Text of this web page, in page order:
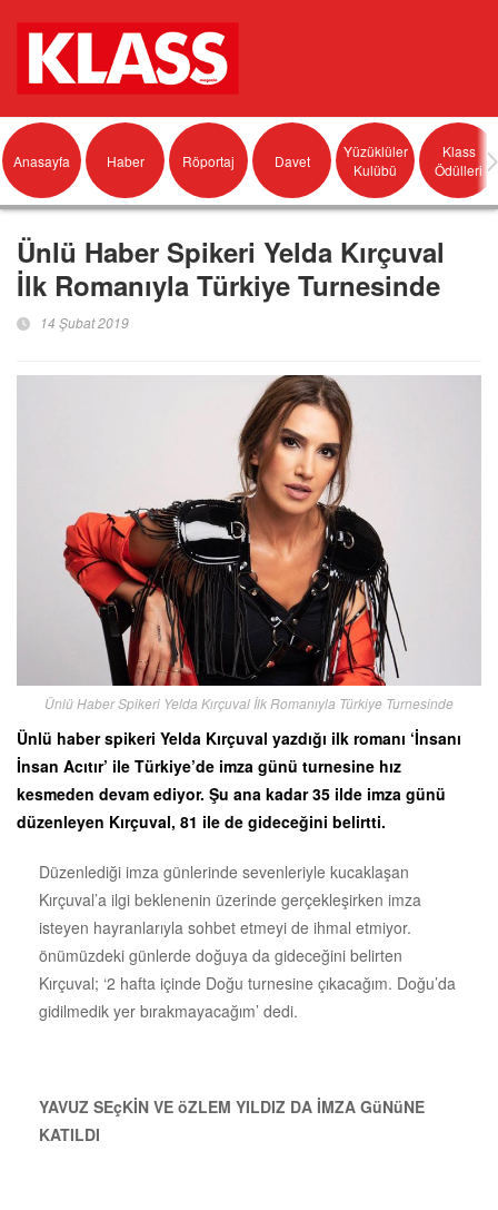
Anasayfa Haber Röportaj Davet
Yüzüklüler
Kulübü
Klass
Ödülleri
Ünlü Haber Spikeri Yelda Kırçuval
İlk Romanıyla Türkiye Turnesinde
14 Şubat 2019
Ünlü Haber Spikeri Yelda Kırçuval İlk Romanıyla Türkiye Turnesinde
Ünlü haber spikeri Yelda Kırçuval yazdığı ilk romanı ‘İnsanı
İnsan Acıtır’ ile Türkiye’de imza günü turnesine hız
kesmeden devam ediyor. Şu ana kadar 35 ilde imza günü
düzenleyen Kırçuval, 81 ile de gideceğini belirtti.
Düzenlediği imza günlerinde sevenleriyle kucaklaşan
Kırçuval’a ilgi beklenenin üzerinde gerçekleşirken imza
isteyen hayranlarıyla sohbet etmeyi de ihmal etmiyor.
önümüzdeki günlerde doğuya da gideceğini belirten
Kırçuval; ‘2 hafta içinde Doğu turnesine çıkacağım. Doğu’da
gidilmedik yer bırakmayacağım’ dedi.
YAVUZ SEçKİN VE öZLEM YILDIZ DA İMZA GüNüNE
KATILDI